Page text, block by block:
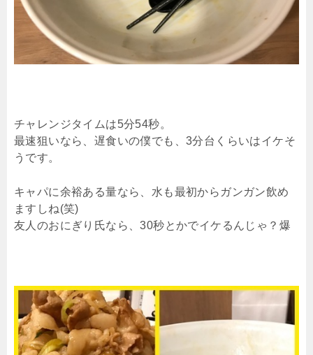
チャレンジタイムは5分54秒。
最速狙いなら、遅食いの僕でも、3分台くらいはイケそ
うです。
キャパに余裕ある量なら、水も最初からガンガン飲め
ますしね(笑)
友人のおにぎり氏なら、30秒とかでイケるんじゃ？爆